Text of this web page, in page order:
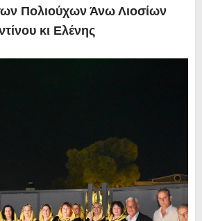
Πολιούχων Άνω Λιοσίων
κι Ελένης